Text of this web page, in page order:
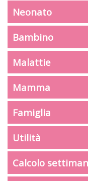
Neonato
Bambino
Malattie
Mamma
Famiglia
Utilità
Calcolo